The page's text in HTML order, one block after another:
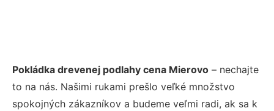
Pokládka drevenej podlahy cena Mierovo – nechajte
to na nás. Našimi rukami prešlo veľké množstvo
spokojných zákazníkov a budeme veľmi radi, ak sa k